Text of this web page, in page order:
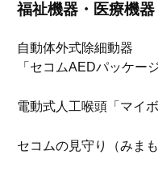
福祉機器・医療機器
自動体外式除細動器
「セコムAEDパッケー
電動式人工喉頭「マイボ
セコムの見守り（みま